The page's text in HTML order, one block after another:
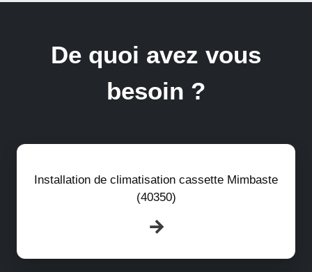
De quoi avez vous
besoin ?
Installation de climatisation cassette Mimbaste
(40350)